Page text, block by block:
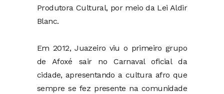
Produtora Cultural, por meio da Lei Aldir
Blanc.
Em 2012, Juazeiro viu o primeiro grupo
de Afoxé sair no Carnaval oficial da
cidade, apresentando a cultura afro que
sempre se fez presente na comunidade